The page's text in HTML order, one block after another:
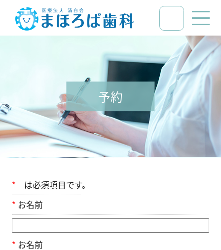
予約
* は必須項目です。
* お名前
* お名前